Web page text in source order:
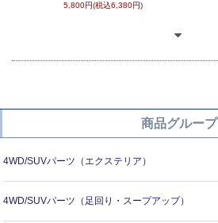
5,800円(税込6,380円)
商品グループ
4WD/SUVパーツ（エクステリア）
4WD/SUVパーツ（足回り・スープアップ）